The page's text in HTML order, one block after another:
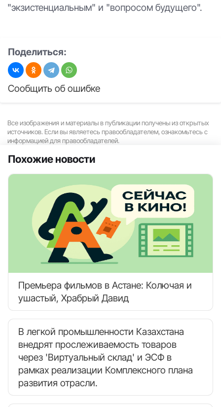
"экзистенциальным" и "вопросом будущего".
Поделиться:
Сообщить об ошибке
Все изображения и материалы в публикации получены из открытых
источников. Если вы являетесь правообладателем, ознакомьтесь с
информацией для правообладателей.
Похожие новости
Премьера фильмов в Астане: Колючая и
ушастый, Храбрый Давид
В легкой промышленности Казахстана
внедрят прослеживаемость товаров
через 'Виртуальный склад' и ЭСФ в
рамках реализации Комплексного плана
развития отрасли.